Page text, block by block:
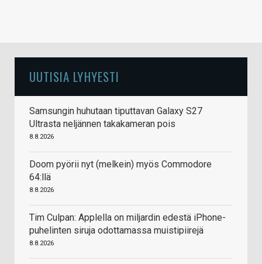
UUTISIA LYHYESTI
Samsungin huhutaan tiputtavan Galaxy S27
Ultrasta neljännen takakameran pois
8.8.2026
Doom pyörii nyt (melkein) myös Commodore
64:llä
8.8.2026
Tim Culpan: Applella on miljardin edestä iPhone-
puhelinten siruja odottamassa muistipiirejä
8.8.2026